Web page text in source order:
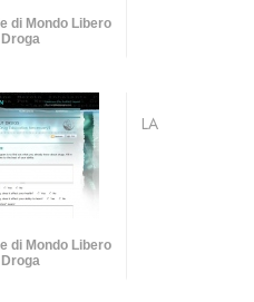
di Mondo Libero
di Mondo Libero
LA